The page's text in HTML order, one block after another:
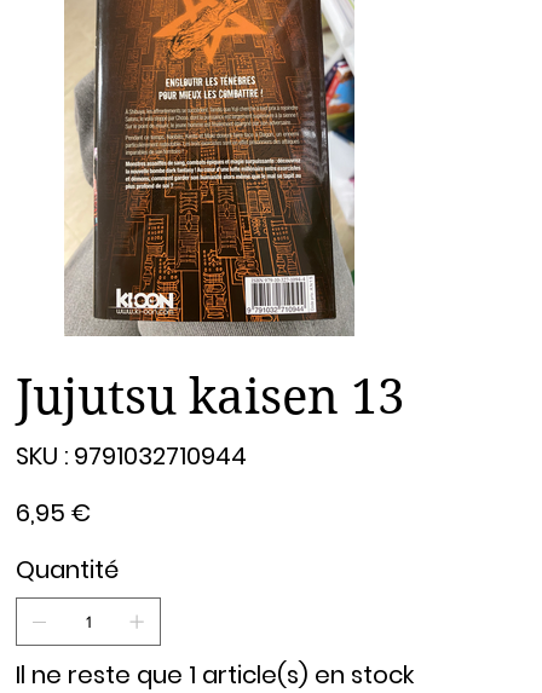
Jujutsu kaisen 13
SKU : 9791032710944
9791032710944
6,95 €
Quantité
Il ne reste que 1 article(s) en stock